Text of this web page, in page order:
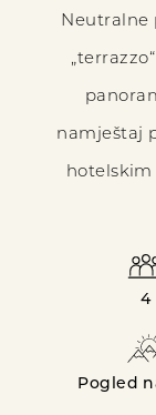
Neutralne
namještaj
hotelskim
4
Pogled